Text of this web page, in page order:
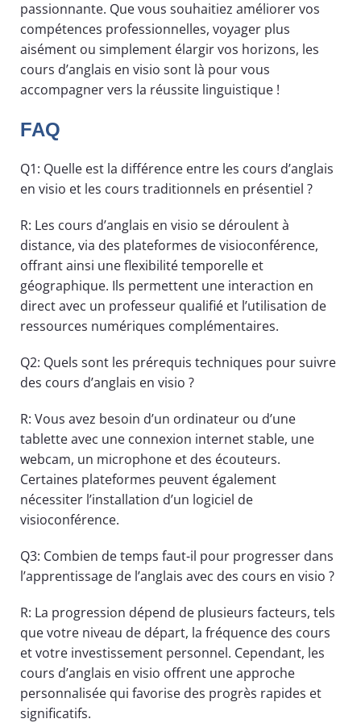
passionnante. Que vous souhaitiez améliorer vos
compétences professionnelles, voyager plus
aisément ou simplement élargir vos horizons, les
cours d’anglais en visio sont là pour vous
accompagner vers la réussite linguistique !
FAQ
Q1: Quelle est la différence entre les cours d’anglais
en visio et les cours traditionnels en présentiel ?
R: Les cours d’anglais en visio se déroulent à
distance, via des plateformes de visioconférence,
offrant ainsi une flexibilité temporelle et
géographique. Ils permettent une interaction en
direct avec un professeur qualifié et l’utilisation de
ressources numériques complémentaires.
Q2: Quels sont les prérequis techniques pour suivre
des cours d’anglais en visio ?
R: Vous avez besoin d’un ordinateur ou d’une
tablette avec une connexion internet stable, une
webcam, un microphone et des écouteurs.
Certaines plateformes peuvent également
nécessiter l’installation d’un logiciel de
visioconférence.
Q3: Combien de temps faut-il pour progresser dans
l’apprentissage de l’anglais avec des cours en visio ?
R: La progression dépend de plusieurs facteurs, tels
que votre niveau de départ, la fréquence des cours
et votre investissement personnel. Cependant, les
cours d’anglais en visio offrent une approche
personnalisée qui favorise des progrès rapides et
significatifs.